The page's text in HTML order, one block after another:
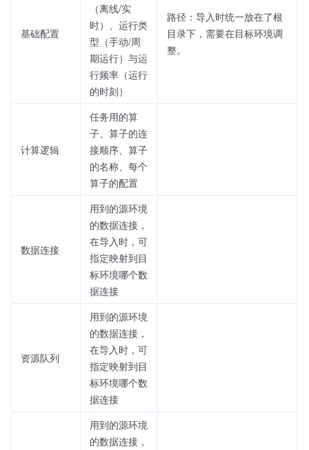
基础配置
（离线/实
时）、运行类
型（手动/周
期运行）与运
行频率（运行
的时刻）
路径：导入时统一放在了根
目录下，需要在目标环境调
整。
计算逻辑
任务用的算
子、算子的连
接顺序、算子
的名称、每个
算子的配置
数据连接
用到的源环境
的数据连接，
在导入时，可
指定映射到目
标环境哪个数
据连接
资源队列
用到的源环境
的数据连接，
在导入时，可
指定映射到目
标环境哪个数
据连接
用到的源环境
的数据连接，